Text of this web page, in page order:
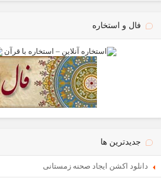
فال و استخاره
جدیدترین ها
دانلود اکشن ایجاد صحنه زمستانی